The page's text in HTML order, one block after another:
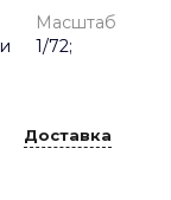
Масштаб
1/72;
Доставка